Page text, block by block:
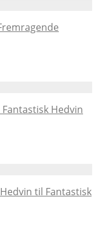
Hedvin
til Fantastisk